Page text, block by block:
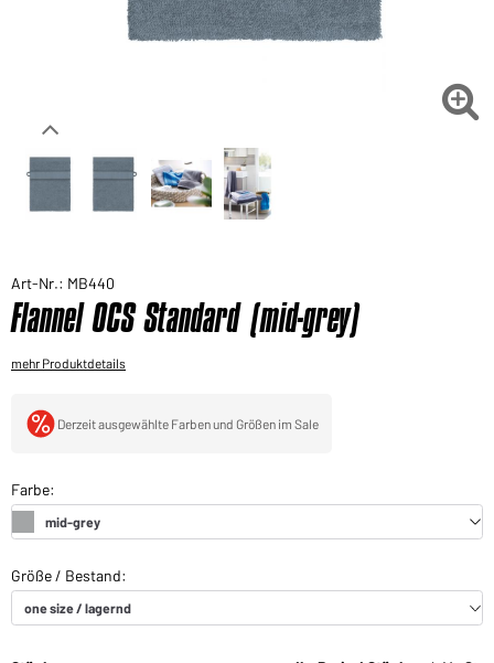
Sie möchten gerne für Ihren privaten Bedarf

Art-Nr.: MB440
Flannel OCS Standard (mid-grey)
mehr Produktdetails
Derzeit ausgewählte Farben und Größen im Sale